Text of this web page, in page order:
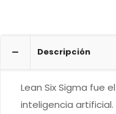
Descripción
Lean Six Sigma fue
inteligencia